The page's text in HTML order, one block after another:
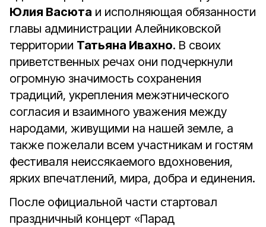
Юлия Васюта и исполняющая обязанности
главы администрации Алейниковской
территории Татьяна Ивахно. В своих
приветственных речах они подчеркнули
огромную значимость сохранения
традиций, укрепления межэтнического
согласия и взаимного уважения между
народами, живущими на нашей земле, а
также пожелали всем участникам и гостям
фестиваля неиссякаемого вдохновения,
ярких впечатлений, мира, добра и единения.
После официальной части стартовал
праздничный концерт «Парад